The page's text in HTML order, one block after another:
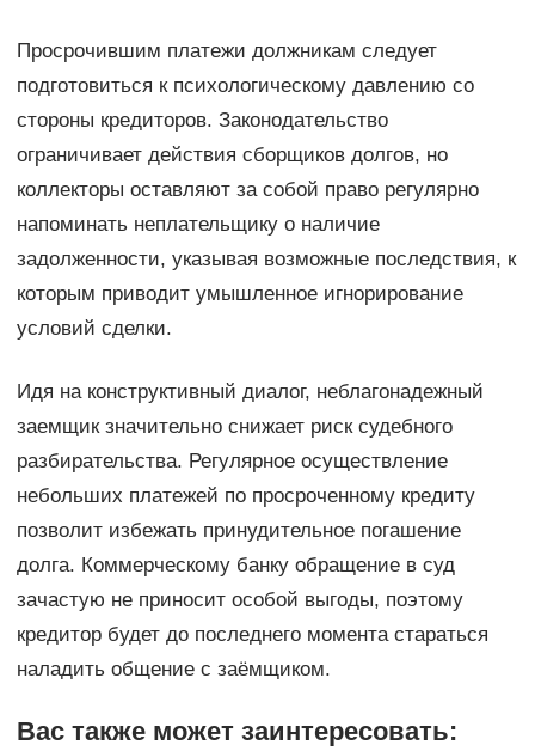
Просрочившим платежи должникам следует
подготовиться к психологическому давлению со
стороны кредиторов. Законодательство
ограничивает действия сборщиков долгов, но
коллекторы оставляют за собой право регулярно
напоминать неплательщику о наличие
задолженности, указывая возможные последствия, к
которым приводит умышленное игнорирование
условий сделки.
Идя на конструктивный диалог, неблагонадежный
заемщик значительно снижает риск судебного
разбирательства. Регулярное осуществление
небольших платежей по просроченному кредиту
позволит избежать принудительное погашение
долга. Коммерческому банку обращение в суд
зачастую не приносит особой выгоды, поэтому
кредитор будет до последнего момента стараться
наладить общение с заёмщиком.
Вас также может заинтересовать: